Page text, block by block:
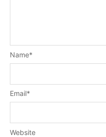
Name*
Email*
Website